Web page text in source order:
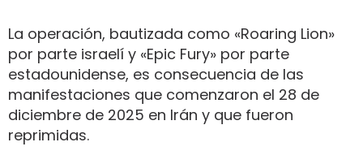
La operación, bautizada como «Roaring Lion»
por parte israelí y «Epic Fury» por parte
estadounidense, es consecuencia de las
manifestaciones que comenzaron el 28 de
diciembre de 2025 en Irán y que fueron
reprimidas.